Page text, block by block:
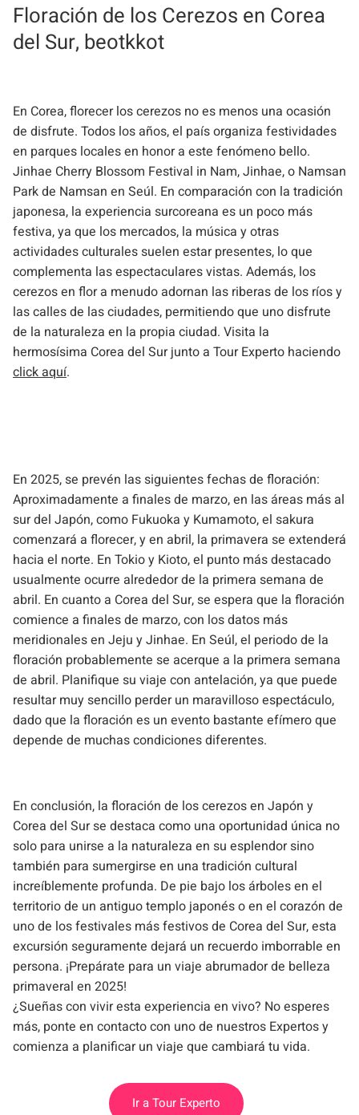
Floración de los Cerezos en Corea
del Sur, beotkkot
En Corea, florecer los cerezos no es menos una ocasión
de disfrute. Todos los años, el país organiza festividades
en parques locales en honor a este fenómeno bello.
Jinhae Cherry Blossom Festival in Nam, Jinhae, o Namsan
Park de Namsan en Seúl. En comparación con la tradición
japonesa, la experiencia surcoreana es un poco más
festiva, ya que los mercados, la música y otras
actividades culturales suelen estar presentes, lo que
complementa las espectaculares vistas. Además, los
cerezos en flor a menudo adornan las riberas de los ríos y
las calles de las ciudades, permitiendo que uno disfrute
de la naturaleza en la propia ciudad. Visita la
hermosísima Corea del Sur junto a Tour Experto haciendo
click aquí.
En 2025, se prevén las siguientes fechas de floración:
Aproximadamente a finales de marzo, en las áreas más al
sur del Japón, como Fukuoka y Kumamoto, el sakura
comenzará a florecer, y en abril, la primavera se extenderá
hacia el norte. En Tokio y Kioto, el punto más destacado
usualmente ocurre alrededor de la primera semana de
abril. En cuanto a Corea del Sur, se espera que la floración
comience a finales de marzo, con los datos más
meridionales en Jeju y Jinhae. En Seúl, el periodo de la
floración probablemente se acerque a la primera semana
de abril. Planifique su viaje con antelación, ya que puede
resultar muy sencillo perder un maravilloso espectáculo,
dado que la floración es un evento bastante efímero que
depende de muchas condiciones diferentes.
En conclusión, la floración de los cerezos en Japón y
Corea del Sur se destaca como una oportunidad única no
solo para unirse a la naturaleza en su esplendor sino
también para sumergirse en una tradición cultural
increíblemente profunda. De pie bajo los árboles en el
territorio de un antiguo templo japonés o en el corazón de
uno de los festivales más festivos de Corea del Sur, esta
excursión seguramente dejará un recuerdo imborrable en
persona. ¡Prepárate para un viaje abrumador de belleza
primaveral en 2025!
¿Sueñas con vivir esta experiencia en vivo? No esperes
más, ponte en contacto con uno de nuestros Expertos y
comienza a planificar un viaje que cambiará tu vida.
Ir a Tour Experto